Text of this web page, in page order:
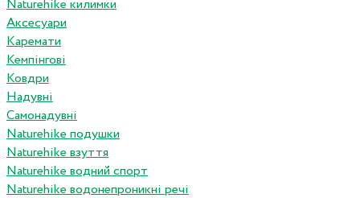
Naturehike килимки
Аксесуари
Каремати
Кемпінгові
Ковдри
Надувні
Самонадувні
Naturehike подушки
Naturehike взуття
Naturehike водний спорт
Naturehike водонепроникні речі